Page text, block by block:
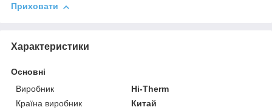
Приховати
Характеристики
Основні
Виробник
Hi-Therm
Країна виробник
Китай